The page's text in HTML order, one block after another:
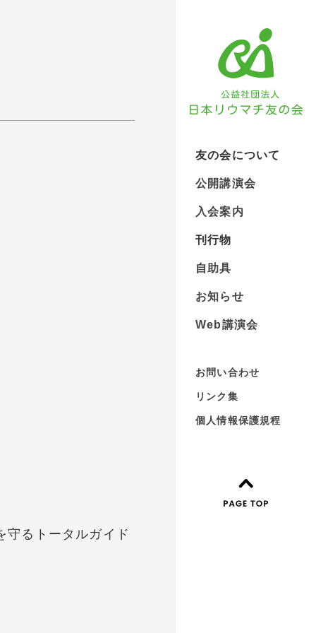
友の会について
公開講演会
入会案内
刊行物
自助具
お知らせ
Web講演会
お問い合わせ
リンク集
個人情報保護規程
守るトータルガイド